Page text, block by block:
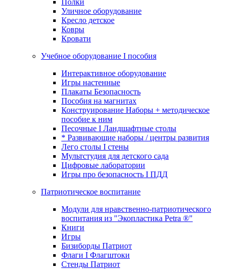
Уличное оборудование
Кресло детское
Ковры
Кровати
Учебное оборудование I пособия
Интерактивное оборудование
Игры настенные
Плакаты Безопасность
Пособия на магнитах
Конструирование Наборы + методическое
пособие к ним
Песочные I Ландшафтные столы
* Развивающие наборы / центры развития
Лего столы I стены
Мультстудия для детского сада
Цифровые лаборатории
Игры про безопасность I ПДД
Патриотическое воспитание
Модули для нравственно-патриотического
воспитания из "Экопластика Petra ®"
Книги
Игры
Бизиборды Патриот
Флаги I Флагштоки
Стенды Патриот